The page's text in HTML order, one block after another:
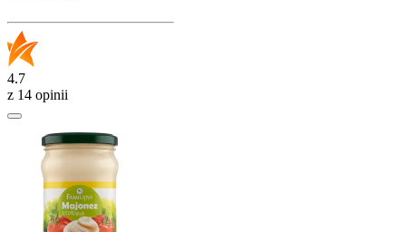
4.7
z 14 opinii